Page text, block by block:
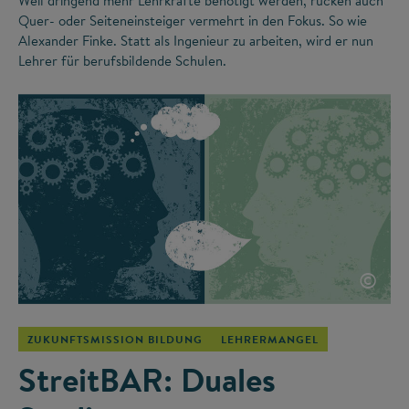
Quer- oder Seiteneinsteiger vermehrt in den Fokus. So wie
Alexander Finke. Statt als Ingenieur zu arbeiten, wird er nun
Lehrer für berufsbildende Schulen.
©
ZUKUNFTSMISSION BILDUNG LEHRERMANGEL
StreitBAR: Duales